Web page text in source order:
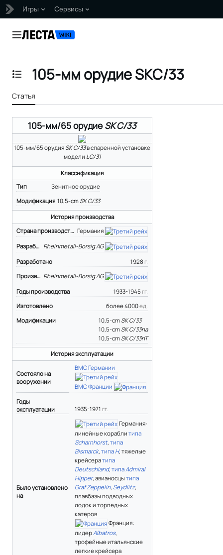
Игры Сервисы
Главное меню
Отобразить/Скрыть содержание
105-мм орудие SKC/33
Статья
105-мм/65 орудиеSK C/33
105-мм/65 орудия SK C/33в спаренной установке
модели LC/31
Классификация
Зенитное орудие
Тип
10,5-cm SK C/33
Модификация
История производства
Германия
Страна производства
Rheinmetall-Borsig AG
Разработчик
1928 г.
Разработано
Rheinmetall-Borsig AG
Производитель
1933-1945 гг.
Годы производства
более 4000ед.
Изготовлено
10,5-cm SK C/33
10,5-cm SK C/33na
10,5-cm SK C/33nT
Модификации
История эксплуатации
Состояло на
вооружении
ВМС Германии
ВМС Франции
Годы
эксплуатации
1935-1971 гг.
Было установлено
на
Германия:
линейные корабли типа
Scharnhorst, типа
Bismarck, типа H, тяжелые
крейсератипа
Deutschland, типа Admiral
Hipper, авианосцы типа
Graf Zeppelin, Seydlitz,
плавбазы подводных
лодок и торпедных
катеров
Франция:
лидер Albatros,
трофейные итальянские
легкие крейсера